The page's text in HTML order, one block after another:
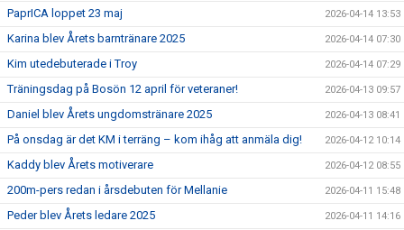
PaprICA loppet 23 maj 2026-04-14 13:53
Karina blev Årets barntränare 2025 2026-04-14 07:30
Kim utedebuterade i Troy 2026-04-14 07:29
Träningsdag på Bosön 12 april för veteraner! 2026-04-13 09:57
Daniel blev Årets ungdomstränare 2025 2026-04-13 08:41
På onsdag är det KM i terräng – kom ihåg att anmäla dig! 2026-04-12 10:14
Kaddy blev Årets motiverare 2026-04-12 08:55
200m-pers redan i årsdebuten för Mellanie 2026-04-11 15:48
Peder blev Årets ledare 2025 2026-04-11 14:16